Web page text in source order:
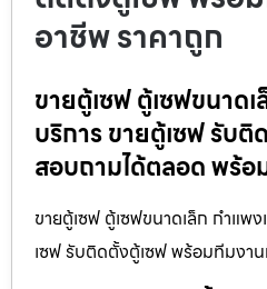
อาชีพ ราคาถูก
ขายตู้เซฟ ตู้เซฟขนาด
บริการ ขายตู้เซฟ รับ
สอบถามได้ตลอด พร้อ
ขายตู้เซฟ ตู้เซฟขนาดเล็ก กำแพ
เซฟ รับติดตั้งตู้เซฟ พร้อมทีมงา